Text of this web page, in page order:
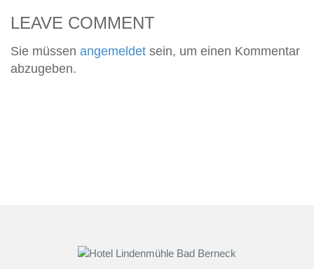
LEAVE COMMENT
Sie müssen angemeldet sein, um einen Kommentar
abzugeben.